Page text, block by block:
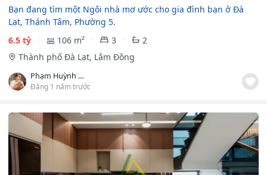
Bạn đang tìm một Ngôi nhà mơ ước cho gia đình bạn ở Đà
Lạt, Thánh Tâm, Phường 5.
6.5 tỷ
106 m² 3
2
Thành phố Đà Lạt, Lâm Đồng
Phạm Huỳnh Đức
Đăng 1 năm trước